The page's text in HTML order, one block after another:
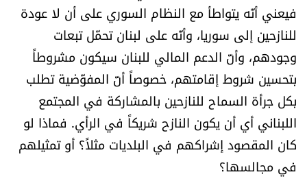
فيعني أنّه يتواطأ مع النظام السوري على أن لا عودة
للنازحين إلى سوريا، وأنّه على لبنان تحمّل تبعات
وجودهم، وأنّ الدعم المالي للبنان سيكون مشروطاً
بتحسين شروط إقامتهم، خصوصاً أنّ المفوّضية تطلب
بكل جرأة السماح للنازحين بالمشاركة في المجتمع
اللبناني أي أن يكون النازح شريكاً في الرأي. فماذا لو
كان المقصود إشراكهم في البلديات مثلاً؟ أو تمثيلهم
في مجالسها؟